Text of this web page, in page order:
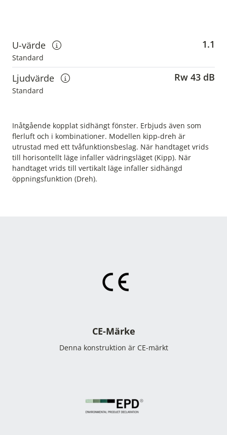
U-värde
Visa information om u-värden
Standard
1.1
Ljudvärde
Visa information om ljudvärden
Standard
Rw 43 dB
Inåtgående kopplat sidhängt fönster. Erbjuds även som
flerluft och i kombinationer. Modellen kipp-dreh är
utrustad med ett tvåfunktionsbeslag. När handtaget vrids
till horisontellt läge infaller vädringsläget (Kipp). När
handtaget vrids till vertikalt läge infaller sidhängd
öppningsfunktion (Dreh).
CE-Märke
Denna konstruktion är CE-märkt